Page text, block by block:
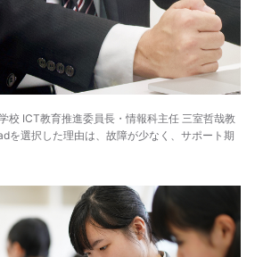
校 ICT教育推進委員長・情報科主任 三室哲哉教
を選択した理由は、故障が少なく、サポート期